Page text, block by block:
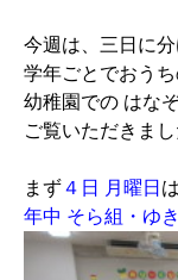
今週は、三日に分
学年ごとでおう
幼稚園での はな
ご覧いただきま
まず４日 月曜日
年中 そら組・ゆ